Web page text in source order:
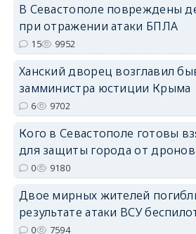
В Севастополе повреждены
при отражении атаки БПЛА
15 9952
Ханский дворец возглавил
замминистра юстиции Крыма
6 9702
Кого в Севастополе готовы
для защиты города от дронов
0 9180
Двое мирных жителей
результате атаки ВСУ
0 7594